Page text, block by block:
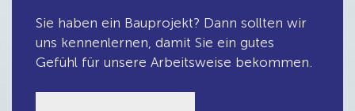
Sie haben ein Bauprojekt? Dann sollten wir
uns kennenlernen, damit Sie ein gutes
Gefühl für unsere Arbeitsweise bekommen.